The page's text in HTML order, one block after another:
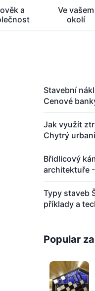
a
Ve vašem
okolí
Stavební
Cenové
Jak využít
Chytrý
Břidlicový
architektuře
Typy staveb
příklady a
Popular